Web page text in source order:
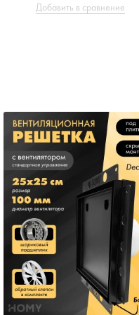
Добавить в сравнение